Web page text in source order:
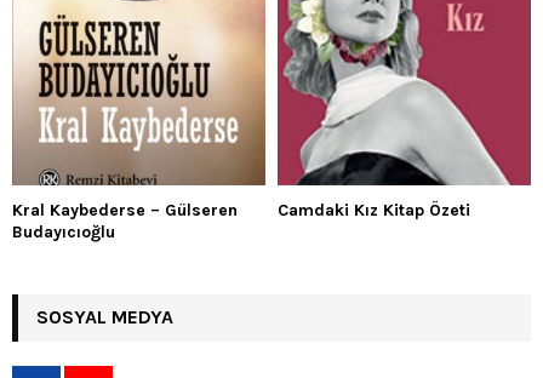
Kral Kaybederse – Gülseren
Budayıcıoğlu
Camdaki Kız Kitap Özeti
SOSYAL MEDYA